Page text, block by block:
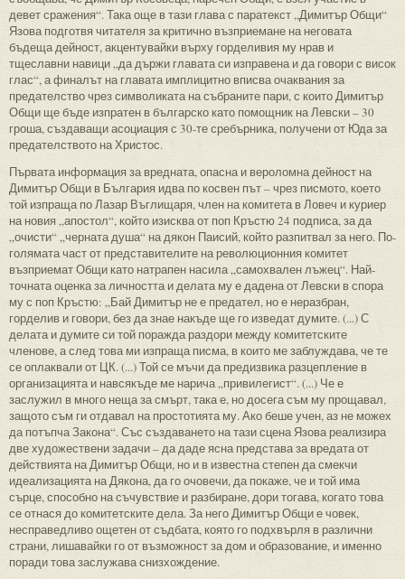
девет сражения“. Така още в тази глава с паратекст „Димитър Общи“
Язова подготвя читателя за критично възприемане на неговата
бъдеща дейност, акцентувайки върху горделивия му нрав и
тщеславни навици „да държи главата си изправена и да говори с висок
глас“, а финалът на главата имплицитно вписва очаквания за
предателство чрез символиката на събраните пари, с които Димитър
Общи ще бъде изпратен в българско като помощник на Левски – 30
гроша, създаващи асоциация с 30-те сребърника, получени от Юда за
предателството на Христос.
Първата информация за вредната, опасна и вероломна дейност на
Димитър Общи в България идва по косвен път – чрез писмото, което
той изпраща по Лазар Въглищаря, член на комитета в Ловеч и куриер
на новия „апостол“, който изисква от поп Кръстю 24 подписа, за да
„очисти“ „черната душа“ на дякон Паисий, който разпитвал за него. По-
голямата част от представителите на революционния комитет
възприемат Общи като натрапен насила „самохвален лъжец“. Най-
точната оценка за личността и делата му е дадена от Левски в спора
му с поп Кръстю: „Бай Димитър не е предател, но е неразбран,
горделив и говори, без да знае накъде ще го изведат думите. (...) С
делата и думите си той поражда раздори между комитетските
членове, а след това ми изпраща писма, в които ме заблуждава, че те
се оплаквали от ЦК. (...) Той се мъчи да предизвика разцепление в
организацията и навсякъде ме нарича „привилегист“. (...) Че е
заслужил в много неща за смърт, така е, но досега съм му прощавал,
защото съм ги отдавал на простотията му. Ако беше учен, аз не можех
да потъпча Закона“. Със създаването на тази сцена Язова реализира
две художествени задачи – да даде ясна представа за вредата от
действията на Димитър Общи, но и в известна степен да смекчи
идеализацията на Дякона, да го очовечи, да покаже, че и той има
сърце, способно на съчувствие и разбиране, дори тогава, когато това
се отнася до комитетските дела. За него Димитър Общи е човек,
несправедливо ощетен от съдбата, която го подхвърля в различни
страни, лишавайки го от възможност за дом и образование, и именно
поради това заслужава снизхождение.